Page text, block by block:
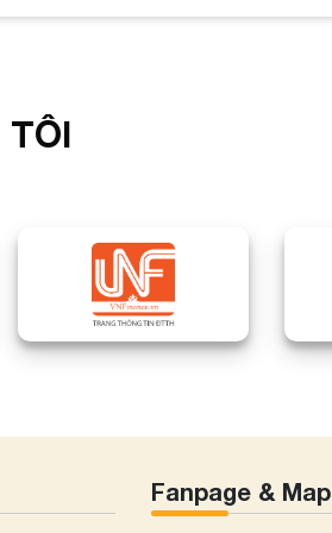
TÔI
Fanpage & Map